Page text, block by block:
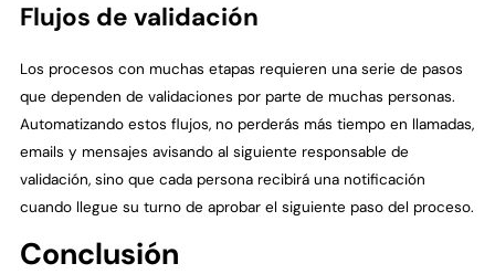
Flujos de validación
Los procesos con muchas etapas requieren una serie de pasos
que dependen de validaciones por parte de muchas personas.
Automatizando estos flujos, no perderás más tiempo en llamadas,
emails y mensajes avisando al siguiente responsable de
validación, sino que cada persona recibirá una notificación
cuando llegue su turno de aprobar el siguiente paso del proceso.
Conclusión